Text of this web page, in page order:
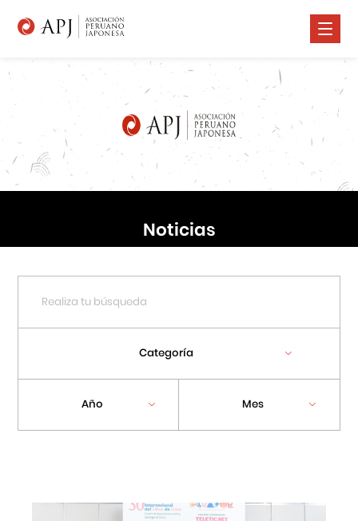
Nosotros
Comunidad Nikkei
Promoción Cultural
Cursos
Prensa
Contáctanos
Centro Cultural Peruano Japonés
Cursos
Fondo Editorial
Noticias
Categoría
Año Mes